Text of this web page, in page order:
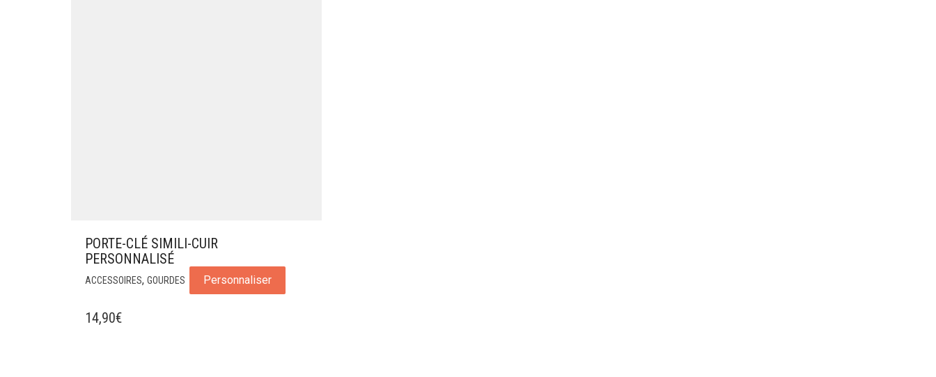
PORTE-CLÉ SIMILI-CUIR
PERSONNALISÉ
ACCESSOIRES, GOURDES Personnaliser
14,90€